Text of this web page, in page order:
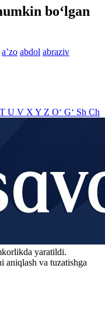
bo‘lgan
aʼzo abdol abraziv
T U V X Y Z O‘ G‘ Sh Ch
yaratildi.
aniqlash va tuzatishga